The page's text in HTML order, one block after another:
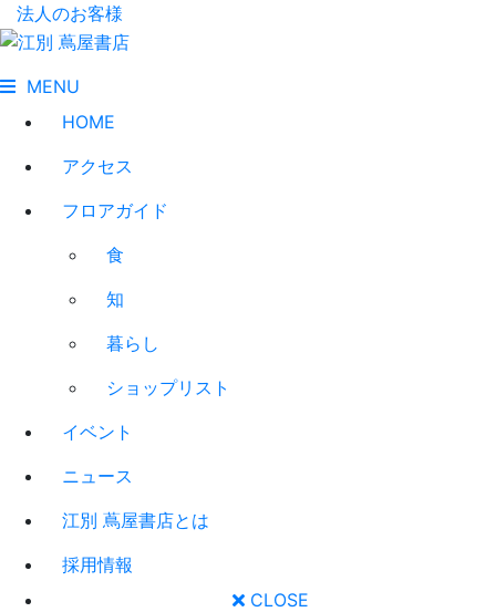
法人のお客様
MENU
HOME
アクセス
フロアガイド
食
知
暮らし
ショップリスト
イベント
ニュース
江別 蔦屋書店とは
採用情報
CLOSE